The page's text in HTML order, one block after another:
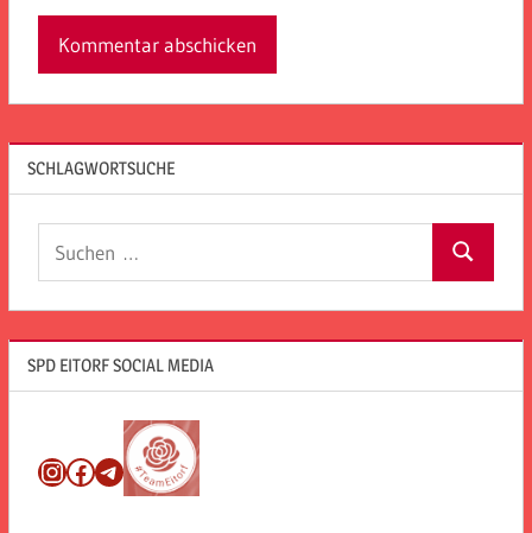
SCHLAGWORTSUCHE
Suchen
SPD EITORF SOCIAL MEDIA
Instagram
Facebook
Telegram